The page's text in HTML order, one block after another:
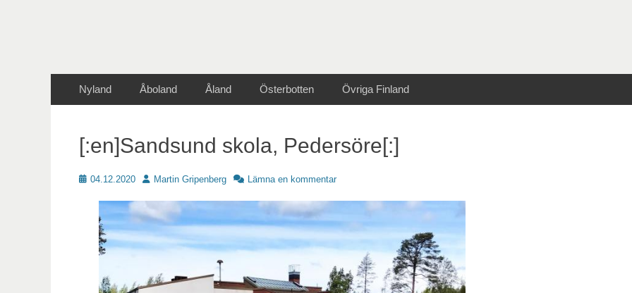
Sekundär meny
Nyland Åboland Åland Österbotten Övriga Finland
[:en]Sandsund skola, Pedersöre[:]
Publicerat
04.12.2020 Författare
Martin Gripenberg Lämna en kommentar